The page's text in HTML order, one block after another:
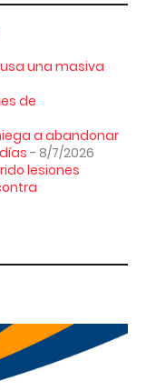
una masiva
de
niega a abandonar
- 8/7/2026
lesiones